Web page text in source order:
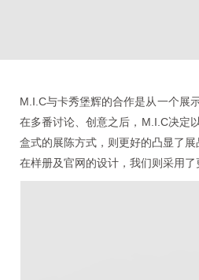
M.I.C与卡秀堡辉的合作是从一个展
在多番讨论、创意之后，M.I.C决定
盒式的展陈方式，则更好的凸显了展
在样册及官网的设计，我们则采用